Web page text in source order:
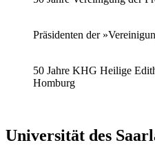
Präsidenten der
50 Jahre KHG Heilige
Homburg
Universität des